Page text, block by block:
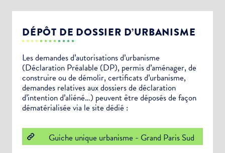
DÉPÔT DE DOSSIER D’URBANISME
Les demandes d’autorisations d’urbanisme
(Déclaration Préalable (DP), permis d’aménager, de
construire ou de démolir, certificats d’urbanisme,
demandes relatives aux dossiers de déclaration
d’intention d’aliéné…) peuvent être déposés de façon
dématérialisée via le site dédié :
Guiche unique urbanisme - Grand Paris Sud